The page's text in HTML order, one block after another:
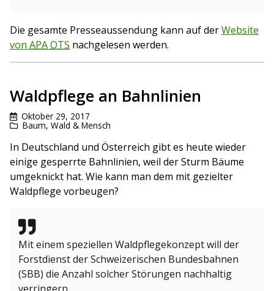
Die gesamte Presseaussendung kann auf derWebsite
von APAOTS nachgelesen werden.
Waldpflege an Bahnlinien
Oktober 29, 2017
Baum, Wald & Mensch
In Deutschland und Österreich gibt es heute wieder
einige gesperrte Bahnlinien, weil der Sturm Bäume
umgeknickt hat. Wie kann man dem mit gezielter
Waldpflege vorbeugen?
Mit einem speziellen Waldpflegekonzept will der
Forstdienst der Schweizerischen Bundesbahnen
(SBB) die Anzahl solcher Störungen nachhaltig
verringern.